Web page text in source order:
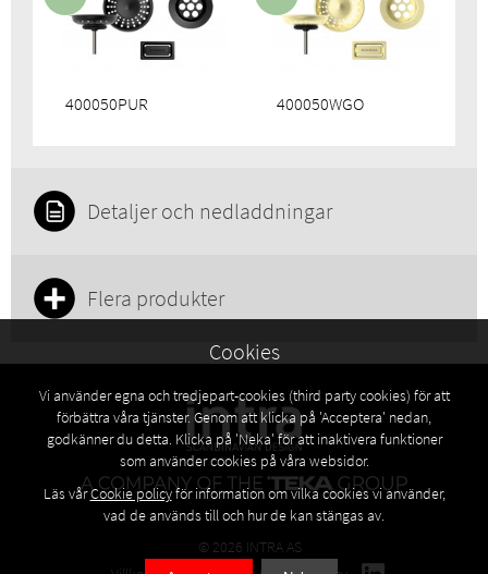
400050PUR 400050WGO
Detaljer och nedladdningar
Flera produkter
© 2026 INTRA AS
Cookies
Vi använder egna och tredjepart-cookies (third party cookies) för att
förbättra våra tjänster. Genom att klicka på 'Acceptera' nedan,
godkänner du detta. Klicka på 'Neka' för att inaktivera funktioner
som använder cookies på våra websidor.
Läs vårCookie policyför information om vilka cookies vi använder,
vad de används till och hur de kan stängas av.